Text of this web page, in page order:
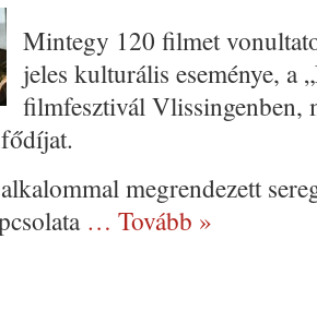
Mintegy 120 filmet
jeles kulturális eseménye, a
filmfesztivál Vlissingenben,
megrendezett
… Tovább »